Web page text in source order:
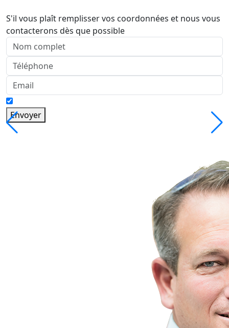
S'il vous plaît remplisser vos coordonnées et nous vous
contacterons dès que possible
Envoyer